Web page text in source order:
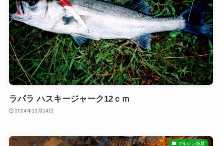
ラパラ ハスキージャーク12ｃｍ
2024年12月14日
マルシン漁具